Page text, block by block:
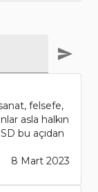
felsefe,
asla halkın
bu açıdan
8 Mart 2023